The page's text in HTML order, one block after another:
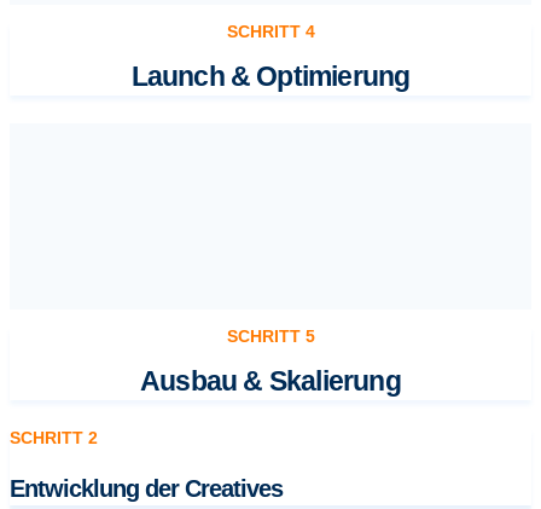
SCHRITT 4
Launch & Optimierung
SCHRITT 5
Ausbau & Skalierung
SCHRITT 2
Entwicklung der Creatives